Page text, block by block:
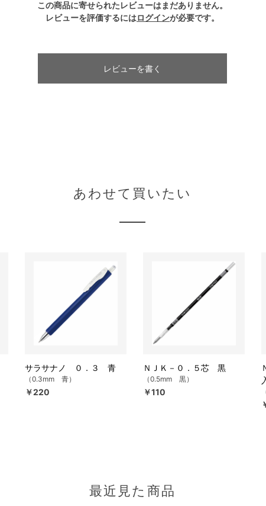
この商品に寄せられたレビューはまだありません。
レビューを評価するにはログインが必要です。
レビューを書く
あわせて買いたい
サラサナノ ０．３ 青
（0.3mm 青）
￥220
ＮＪＫ－０．５芯 黒
（0.5mm 黒）
￥110
最近見た商品